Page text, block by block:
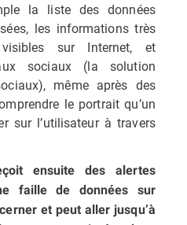
la liste des données
les informations très
sur Internet, et
sociaux (la solution
même après des
le portrait qu’un
sur l’utilisateur à travers
ensuite des alertes
faille de données sur
et peut aller jusqu’à